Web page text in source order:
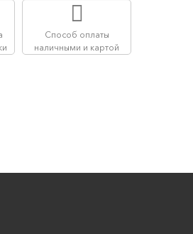
Способ оплаты
наличными и картой